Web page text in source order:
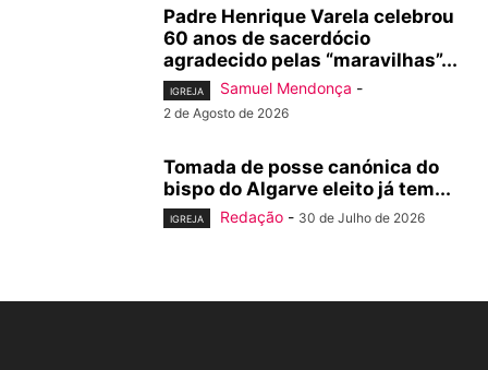
Padre Henrique Varela celebrou
60 anos de sacerdócio
agradecido pelas “maravilhas”...
IGREJA Samuel Mendonça -
2 de Agosto de 2026
Tomada de posse canónica do
bispo do Algarve eleito já tem...
IGREJA Redação - 30 de Julho de 2026